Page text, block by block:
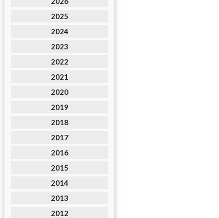
2025
2024
2023
2022
2021
2020
2019
2018
2017
2016
2015
2014
2013
2012